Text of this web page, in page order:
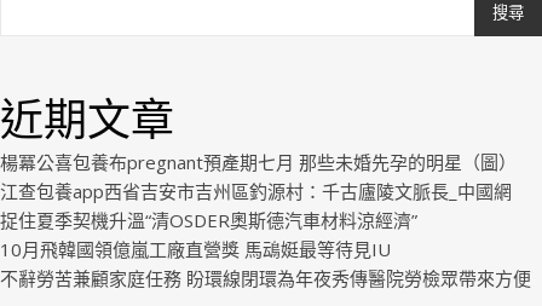
搜尋
近期文章
楊冪公喜包養布pregnant預產期七月 那些未婚先孕的明星（圖）
江查包養app西省吉安市吉州區釣源村：千古廬陵文脈長_中國網
捉住夏季契機升溫“清OSDER奧斯德汽車材料涼經濟”
10月飛韓國領億嵐工廠直營獎 馬䲰娗最等待見IU
不辭勞苦兼顧家庭任務 盼環線閉環為年夜秀傳醫院勞檢眾帶來方便
Royal.